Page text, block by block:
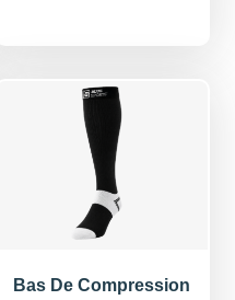
Bas De Compression